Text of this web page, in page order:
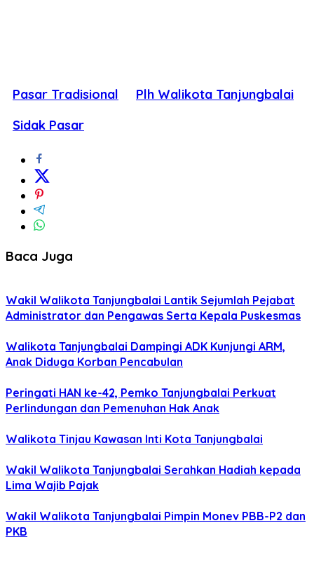
Pasar Tradisional
Plh Walikota Tanjungbalai
Sidak Pasar
Baca Juga
Wakil Walikota Tanjungbalai Lantik Sejumlah Pejabat
Administrator dan Pengawas Serta Kepala Puskesmas
Walikota Tanjungbalai Dampingi ADK Kunjungi ARM,
Anak Diduga Korban Pencabulan
Peringati HAN ke-42, Pemko Tanjungbalai Perkuat
Perlindungan dan Pemenuhan Hak Anak
Walikota Tinjau Kawasan Inti Kota Tanjungbalai
Wakil Walikota Tanjungbalai Serahkan Hadiah kepada
Lima Wajib Pajak
Wakil Walikota Tanjungbalai Pimpin Monev PBB-P2 dan
PKB